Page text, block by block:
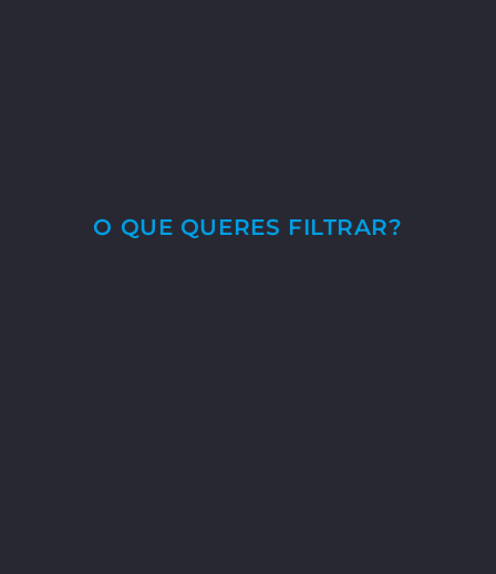
O QUE QUERES FILTRAR?